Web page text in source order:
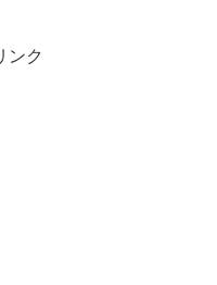
ンク